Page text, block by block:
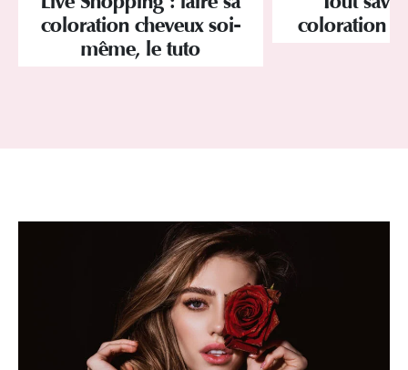
coloration cheveux soi-
même, le tuto
coloration